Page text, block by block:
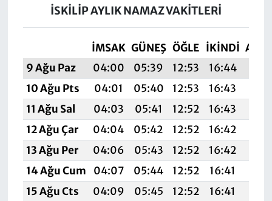
İSKILIP AYLIK NAMAZ VAKITLERI
İMSAK GÜNEŞ ÖĞLE İKINDI
9 Ağu Paz
04:00 05:39 12:53 16:44
10 Ağu Pts
04:01 05:40 12:53 16:43
11 Ağu Sal
04:03 05:41 12:52 16:43
12 Ağu Çar
04:04 05:42 12:52 16:42
13 Ağu Per
04:06 05:43 12:52 16:42
14 Ağu Cum
04:07 05:44 12:52 16:41
15 Ağu Cts
04:09 05:45 12:52 16:41